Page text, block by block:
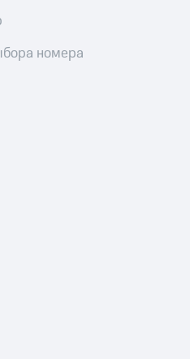
номера